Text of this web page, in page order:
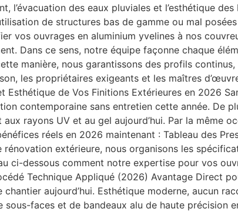
l’évacuation des eaux pluviales et l’esthétique
de structures bas de gamme ou mal
vos ouvrages en aluminium yvelines à nos
Dans ce sens, notre équipe façonne chaque
manière, nous garantissons des profils continus,
les propriétaires exigeants et les maîtres
de Vos Finitions Extérieures en 2026
contemporaine sans entretien cette année. De
rayons UV et au gel aujourd’hui. Par la même
réels en 2026 maintenant : Tableau des
extérieure, nous organisons les
ci-dessous comment notre expertise pour vos
Technique Appliqué (2026) Avantage Direct
aujourd’hui. Esthétique moderne, aucun
faces et de bandeaux alu de haute précision